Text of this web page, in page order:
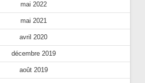
mai 2022
mai 2021
avril 2020
décembre 2019
août 2019